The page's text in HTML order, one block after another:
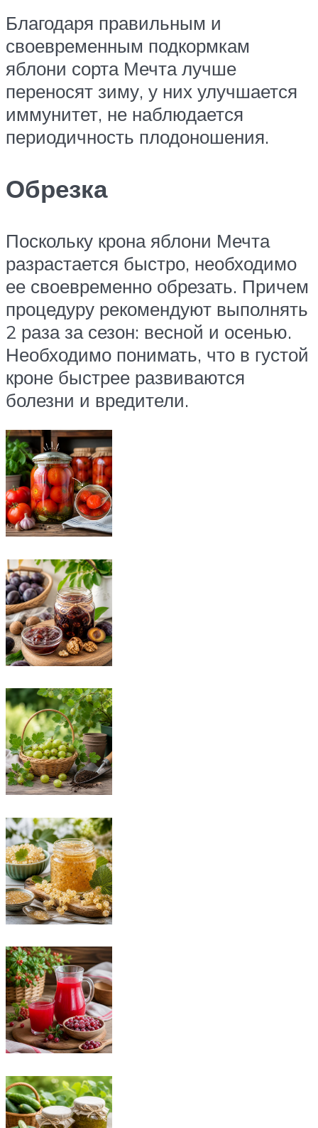
Благодаря правильным и
своевременным подкормкам
яблони сорта Мечта лучше
переносят зиму, у них улучшается
иммунитет, не наблюдается
периодичность плодоношения.
Обрезка
Поскольку крона яблони Мечта
разрастается быстро, необходимо
ее своевременно обрезать. Причем
процедуру рекомендуют выполнять
2 раза за сезон: весной и осенью.
Необходимо понимать, что в густой
кроне быстрее развиваются
болезни и вредители.